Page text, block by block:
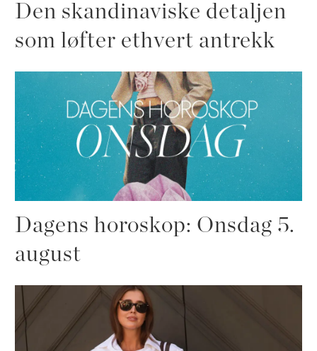
Den skandinaviske detaljen
som løfter ethvert antrekk
Dagens horoskop: Onsdag 5.
august